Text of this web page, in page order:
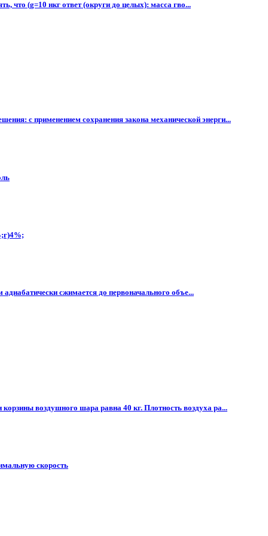
что (g=10 нкг ответ (округи до целых): масса гво...
с применением сохранения закона механической энерги...
сжимается до первоначального объе...
воздушного шара равна 40 кг. Плотность воздуха ра...
скорость